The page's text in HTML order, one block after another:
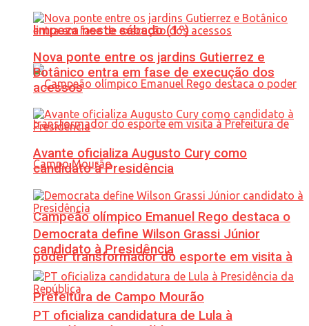
limpeza neste sábado (1º)
Campeão olímpico Emanuel Rego destaca o
poder transformador do esporte em visita à
Prefeitura de Campo Mourão
Nova ponte entre os jardins Gutierrez e
Botânico entra em fase de execução dos
acessos
Avante oficializa Augusto Cury como
candidato à Presidência
Democrata define Wilson Grassi Júnior
candidato à Presidência
PT oficializa candidatura de Lula à